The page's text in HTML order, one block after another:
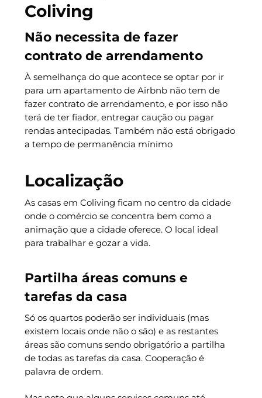
Coliving
Não necessita de fazer
contrato de arrendamento
À semelhança do que acontece se optar por ir
para um apartamento de Airbnb não tem de
fazer contrato de arrendamento, e por isso não
terá de ter fiador, entregar caução ou pagar
rendas antecipadas. Também não está obrigado
a tempo de permanência mínimo
Localização
As casas em Coliving ficam no centro da cidade
onde o comércio se concentra bem como a
animação que a cidade oferece. O local ideal
para trabalhar e gozar a vida.
Partilha áreas comuns e
tarefas da casa
Só os quartos poderão ser individuais (mas
existem locais onde não o são) e as restantes
áreas são comuns sendo obrigatório a partilha
de todas as tarefas da casa. Cooperação é
palavra de ordem.